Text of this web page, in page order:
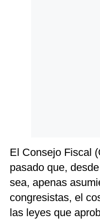
El Consejo Fiscal
pasado que,
sea, apenas
congresistas, el
las leyes que